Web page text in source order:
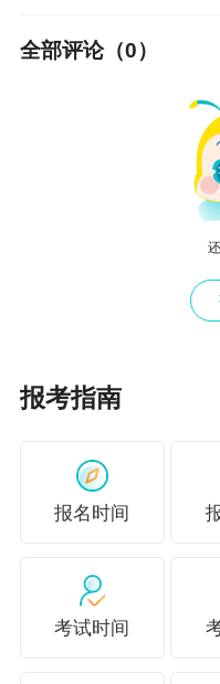
勾选“□”和“O”分别表
清图片版，还可以自
相关阅读：
全部评论（0）
报考指南
报名时间
考试时间